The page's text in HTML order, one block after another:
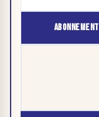
ABONNEMENT